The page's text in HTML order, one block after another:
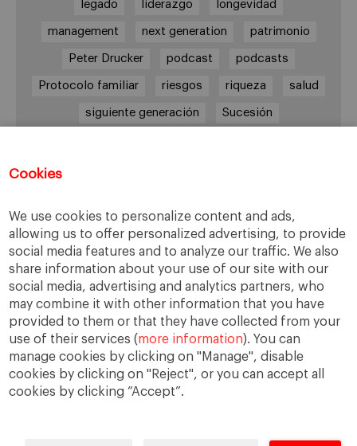
Cookies
We use cookies to personalize content and ads,
allowing us to offer personalized advertising, to provide
social media features and to analyze our traffic. We also
share information about your use of our site with our
social media, advertising and analytics partners, who
may combine it with other information that you have
provided to them or that they have collected from your
use of their services (more information). You can
manage cookies by clicking on "Manage", disable
cookies by clicking on "Reject", or you can accept all
cookies by clicking “Accept”.
legado liderazgo longevidad
management next generation patrimonio
Peter Drucker podcast podcasts
Protocolo familiar riesgos riqueza salud
siguiente generación Sucesión
Enlaces
Cátedra de Empresa Familiar
IESE Insight
Videoteca de Empresa Familiar